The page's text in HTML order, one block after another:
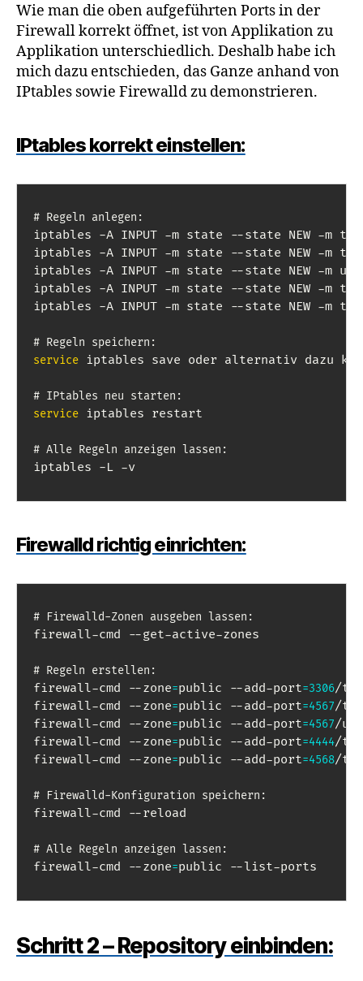
Wie man die oben aufgeführten Ports in der
Firewall korrekt öffnet, ist von Applikation zu
Applikation unterschiedlich. Deshalb habe ich
mich dazu entschieden, das Ganze anhand von
IPtables sowie Firewalld zu demonstrieren.
IPtables korrekt einstellen:
# Regeln anlegen:
iptables -A INPUT -m state --state NEW -m
iptables -A INPUT -m state --state NEW -m
iptables -A INPUT -m state --state NEW -m
iptables -A INPUT -m state --state NEW -m
iptables -A INPUT -m state --state NEW -m
# Regeln speichern:
service iptables save oder alternativ dazu
# IPtables neu starten:
service iptables restart
# Alle Regeln anzeigen lassen:
iptables -L -v
Firewalld richtig einrichten:
# Firewalld-Zonen ausgeben lassen:
firewall-cmd --get-active-zones
# Regeln erstellen:
firewall-cmd --zone=public --add-port=3306/
firewall-cmd --zone=public --add-port=4567/
firewall-cmd --zone=public --add-port=4567/
firewall-cmd --zone=public --add-port=4444/
firewall-cmd --zone=public --add-port=4568/
# Firewalld-Konfiguration speichern:
firewall-cmd --reload
# Alle Regeln anzeigen lassen:
firewall-cmd --zone=public --list-ports
Schritt 2 – Repository einbinden: